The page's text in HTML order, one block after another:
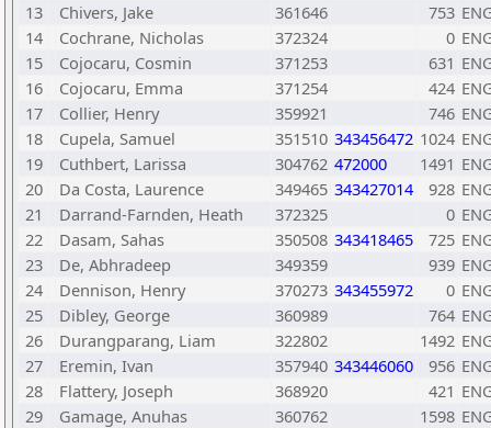
13
Chivers, Jake 361646 753
14
Cochrane, Nicholas 372324 0
15
Cojocaru, Cosmin 371253 631
16
Cojocaru, Emma 371254 424
17
Collier, Henry 359921 746
18
Cupela, Samuel 351510 343456472 1024
19
Cuthbert, Larissa 304762 472000 1491
20
Da Costa, Laurence 349465 343427014 928
21
Darrand-Farnden, Heath 372325 0
22
Dasam, Sahas 350508 343418465 725
23
De, Abhradeep 349359 939
24
Dennison, Henry 370273 343455972 0
25
Dibley, George 360989 764
26
Durangparang, Liam 322802 1492
27
Eremin, Ivan 357940 343446060 956
28
Flattery, Joseph 368920 421
29
Gamage, Anuhas 360762 1598